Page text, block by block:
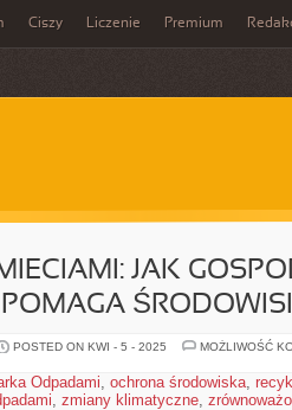
Ciszy Liczenie Premium
JAK
POSTED ON KWI - 5 - 2025
MOŻLIWOŚĆ
Odpadami, ochrona środowiska,
, zmiany klimatyczne,